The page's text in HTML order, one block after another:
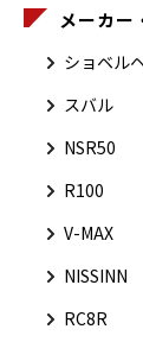
メーカー
ショベル
スバル
NSR50
R100
V-MAX
NISSINN
RC8R